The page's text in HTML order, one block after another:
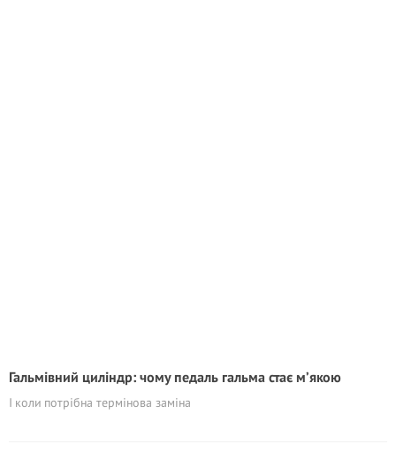
Гальмівний циліндр: чому педаль гальма стає м’якою
І коли потрібна термінова заміна